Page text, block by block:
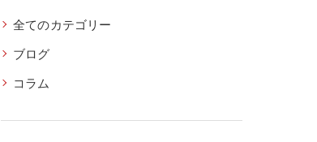
全てのカテゴリー
ブログ
コラム